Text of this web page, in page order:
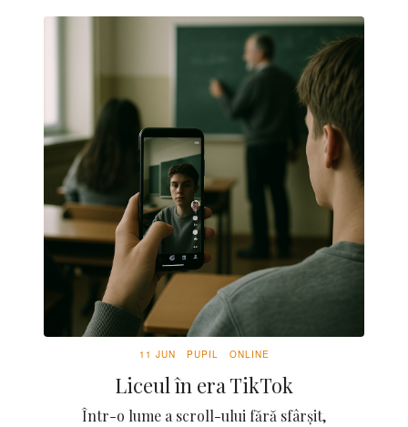
11 JUN PUPIL ONLINE
Liceul în era TikTok
Într-o lume a scroll-ului fără sfârșit,